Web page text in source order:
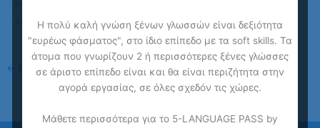
content/uploads/2016/11/cropped-eurodiastas-logo-300.png
← Προηγούμενο Πολυμέσα
Η πολύ καλή γνώση ξένων γλωσσών είναι δεξιότητα
"ευρέως φάσματος", στο ίδιο επίπεδο με τα soft skills. Τα
άτομα που γνωρίζουν 2 ή περισσότερες ξένες γλώσσες
σε άριστο επίπεδο είναι και θα είναι περιζήτητα στην
αγορά εργασίας, σε όλες σχεδόν τις χώρες.
Μάθετε περισσότερα για το 5-LANGUAGE PASS by